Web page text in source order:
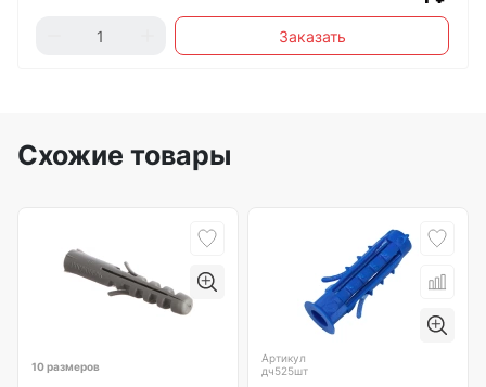
Заказать
Схожие товары
10 размеров
Артикул
дч525шт